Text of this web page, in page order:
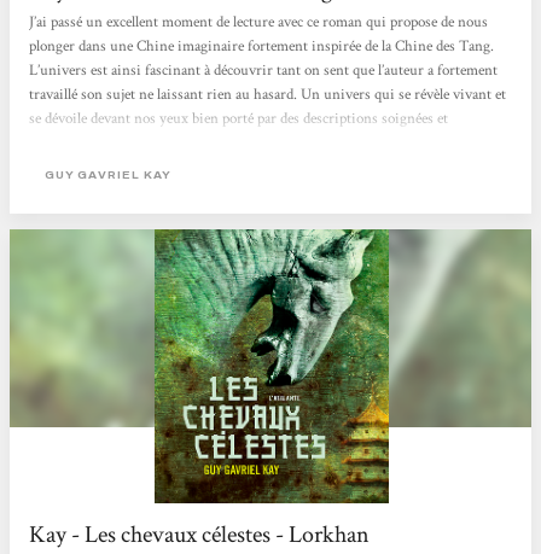
J’ai passé un excellent moment de lecture avec ce roman qui propose de nous
plonger dans une Chine imaginaire fortement inspirée de la Chine des Tang.
L’univers est ainsi fascinant à découvrir tant on sent que l’auteur a fortement
travaillé son sujet ne laissant rien au hasard. Un univers qui se révèle vivant et
se dévoile devant nos yeux bien porté par des descriptions soignées et
Les personnages sont aussi un gros point fort du récit car, tout comme le
GUY GAVRIEL KAY
Kay - Les chevaux célestes - Lorkhan